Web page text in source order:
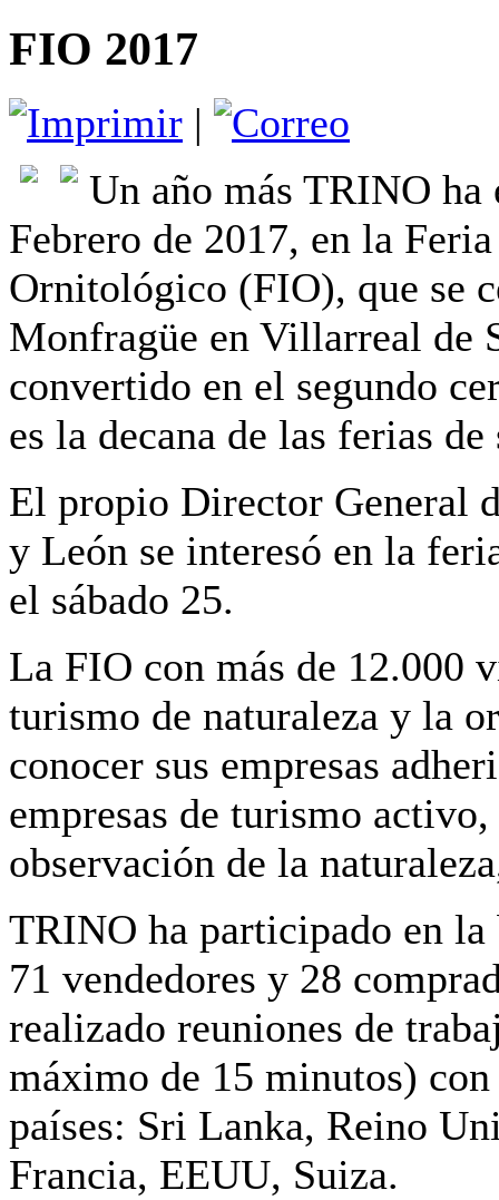
FIO 2017
|
Un año más TRINO ha
Febrero de 2017, en la
Ornitológico (FIO), que se
Monfragüe en Villarreal de
convertido en el segundo
es la decana de las ferias
El propio Director General
y León se interesó en la
el sábado 25.
La FIO con más de 12.000
turismo de naturaleza y la
conocer sus empresas
empresas de turismo
observación de la
TRINO ha participado en la
71 vendedores y 28
realizado reuniones de
máximo de 15 minutos)
países: Sri Lanka, Reino
Francia, EEUU, Suiza.